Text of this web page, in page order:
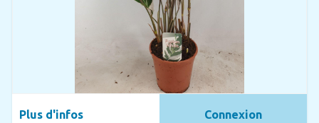
Plus d'infos Connexion